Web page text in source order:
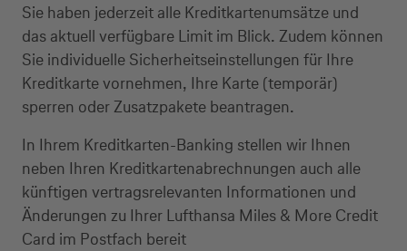
Sie haben jederzeit alle Kreditkartenumsätze und
das aktuell verfügbare Limit im Blick. Zudem können
Sie individuelle Sicherheitseinstellungen für Ihre
Kreditkarte vornehmen, Ihre Karte (temporär)
sperren oder Zusatzpakete beantragen.
In Ihrem Kreditkarten-Banking stellen wir Ihnen
neben Ihren Kreditkartenabrechnungen auch alle
künftigen vertragsrelevanten Informationen und
Änderungen zu Ihrer Lufthansa Miles & More Credit
Card im Postfach bereit